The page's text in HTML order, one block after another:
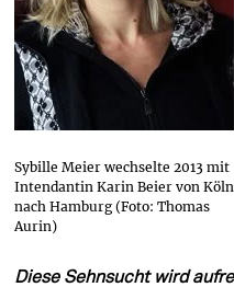
Sybille Meier wechselte 2013 mit
Intendantin Karin Beier von Köln
nach Hamburg (Foto: Thomas
Aurin)
Diese Sehnsucht wird